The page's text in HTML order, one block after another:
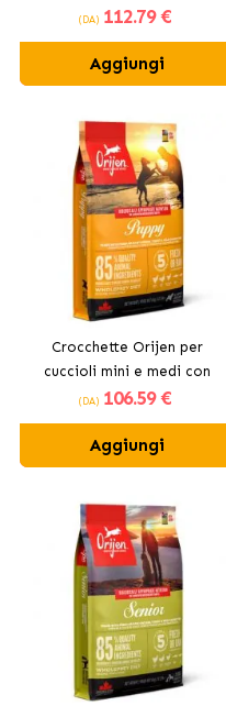
(DA) 112.79 €
Aggiungi
Crocchette Orijen per
cuccioli mini e medi con
pollo
(DA) 106.59 €
Aggiungi